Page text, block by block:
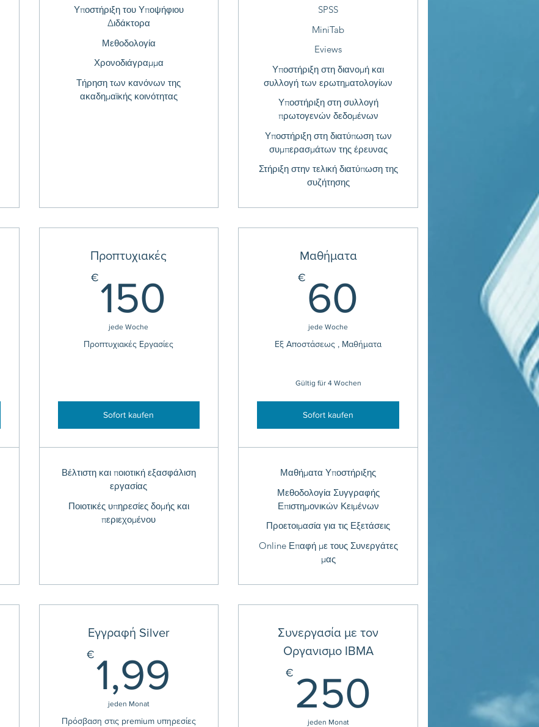
Υποστήριξη του Υποψήφιου
Διδάκτορα
Μεθοδολογία
Χρονοδιάγραμμα
Τήρηση των κανόνων της
ακαδημαϊκής κοινότητας
SPSS
MiniTab
Eviews
Υποστήριξη στη διανομή και
συλλογή των ερωτηματολογίων
Υποστήριξη στη συλλογή
πρωτογενών δεδομένων
Υποστήριξη στη διατύπωση των
συμπερασμάτων της έρευνας
Στήριξη στην τελική διατύπωση της
συζήτησης
Προπτυχιακές
€ 150
jede Woche
Προπτυχιακές Εργασίες
Sofort kaufen
Βέλτιστη και ποιοτική εξασφάλιση
εργασίας
Ποιοτικές υπηρεσίες δομής και
περιεχομένου
Mαθήματα
€ 60
jede Woche
Εξ Αποστάσεως , Μαθήματα
Gültig für 4 Wochen
Sofort kaufen
Μαθήματα Υποστήριξης
Μεθοδολογία Συγγραφής
Επιστημονικών Κειμένων
Προετοιμασία για τις Εξετάσεις
Online Επαφή με τους Συνεργάτες
μας
0,50€
Εγγραφή Silver
€ 1,99
jeden Monat
Πρόσβαση στις premium υπηρεσίες
Συνεργασία με τον
Οργανισμο ΙΒΜΑ
€ 250
jeden Monat